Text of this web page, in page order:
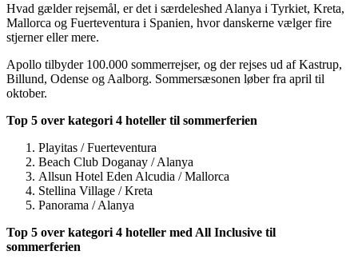
Hvad gælder rejsemål, er det i særdeleshed Alanya i Tyrkiet, Kreta,
Mallorca og Fuerteventura i Spanien, hvor danskerne vælger fire
stjerner eller mere.
Apollo tilbyder 100.000 sommerrejser, og der rejses ud af Kastrup,
Billund, Odense og Aalborg. Sommersæsonen løber fra april til
oktober.
Top 5 over kategori 4 hoteller til sommerferien
Playitas / Fuerteventura
Beach Club Doganay / Alanya
Allsun Hotel Eden Alcudia / Mallorca
Stellina Village / Kreta
Panorama / Alanya
Top 5 over kategori 4 hoteller med All Inclusive til
sommerferien